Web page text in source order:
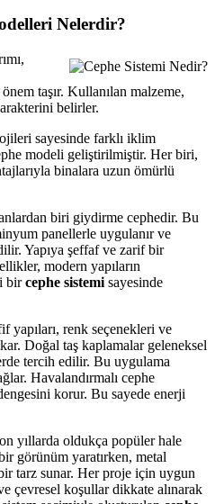
Nelerdir?
taşır. Kullanılan malzeme,
belirler.
sayesinde farklı iklim
modeli geliştirilmiştir. Her biri,
binalara uzun ömürlü
biri giydirme cephedir. Bu
panellerle uygulanır ve
Yapıya şeffaf ve zarif bir
modern yapıların
bircephe sistemi sayesinde
yapıları, renk seçenekleri ve
Doğal taş kaplamalar geleneksel
tercih edilir. Bu uygulama
Havalandırmalı cephe
korur. Bu sayede enerji
yıllarda oldukça popüler hale
görünüm yaratırken, metal
tarz sunar. Her proje için uygun
çevresel koşullar dikkate alınarak